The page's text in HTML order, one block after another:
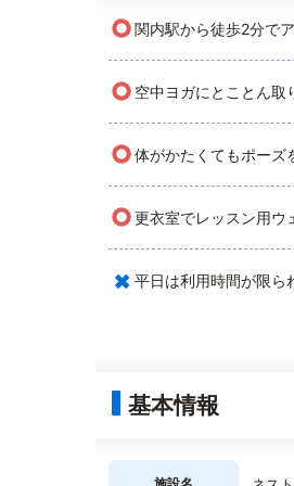
○関内駅から徒歩2分で
○ 空中ヨガにとことん取
○体がかたくてもポーズ
○更衣室でレッスン用ウ
× 平日は利用時間が限ら
基本情報